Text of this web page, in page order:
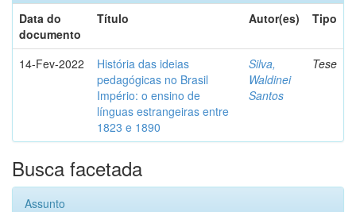
Data do
documento
Título Autor(es) Tipo
14-Fev-2022
História das ideias
pedagógicas no Brasil
Império: o ensino de
línguas estrangeiras entre
1823 e 1890
Silva,
Waldinei
Santos
Tese
Busca facetada
Assunto